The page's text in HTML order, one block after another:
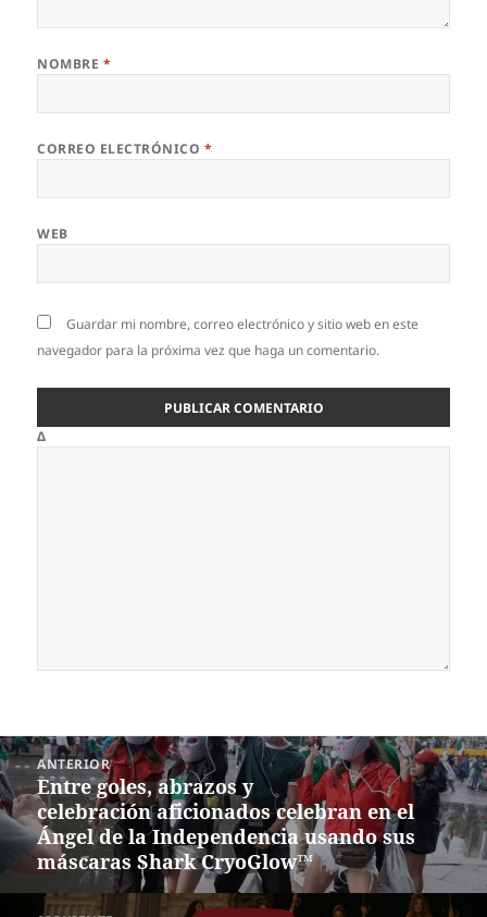
NOMBRE *
CORREO ELECTRÓNICO *
WEB
Guardar mi nombre, correo electrónico y sitio web en este
navegador para la próxima vez que haga un comentario.
Δ
Navegación
de
entradas
ANTERIOR
Entrada
anterior:
Entre goles, abrazos y
celebración aficionados celebran en el
Ángel de la Independencia usando sus
máscaras Shark CryoGlow™